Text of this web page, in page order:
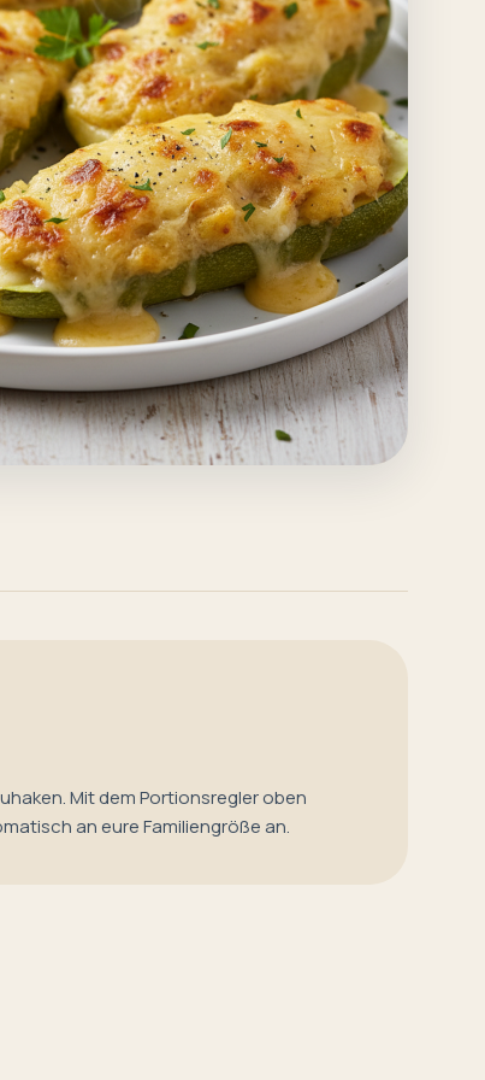
Mit dem Portionsregler oben
an eure Familiengröße an.